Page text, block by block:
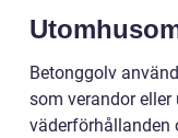
Betonggolv
som verandor eller
väderförhållanden